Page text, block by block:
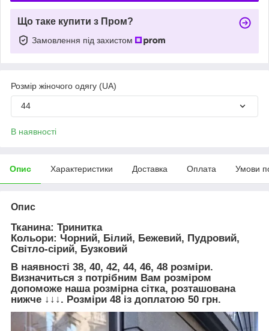
Що таке купити з Пром?
Замовлення під захистом
Розмір жіночого одягу (UA)
44
В наявності
Опис Характеристики Доставка Оплата Умови
Опис
Тканина: Тринитка
Кольори: Чорний, Білий, Бежевий, Пудровий,
Світло-сірий, Бузковий
В наявності 38, 40, 42, 44, 46, 48 розміри.
Визначиться з потрібним Вам розміром
допоможе наша розмірна сітка, розташована
нижче ↓↓↓. Розміри 48 із доплатою 50 грн.